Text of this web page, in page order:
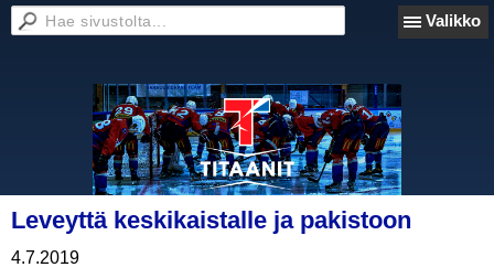
Valikko
Leveyttä keskikaistalle ja pakistoon
4.7.2019